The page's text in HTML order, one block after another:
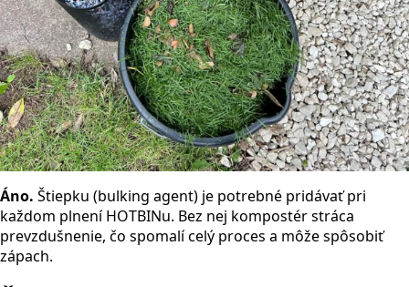
Áno. Štiepku (bulking agent) je potrebné pridávať pri
každom plnení HOTBINu. Bez nej kompostér stráca
prevzdušnenie, čo spomalí celý proces a môže spôsobiť
zápach.